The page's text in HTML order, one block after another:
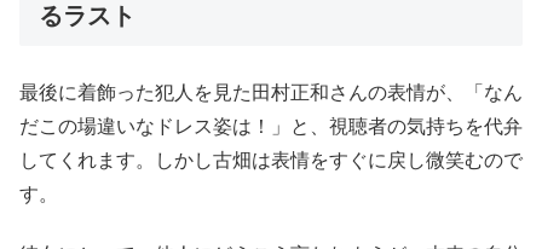
るラスト
最後に着飾った犯人を見た田村正和さんの表情が、「なん
だこの場違いなドレス姿は！」と、視聴者の気持ちを代弁
してくれます。しかし古畑は表情をすぐに戻し微笑むので
す。